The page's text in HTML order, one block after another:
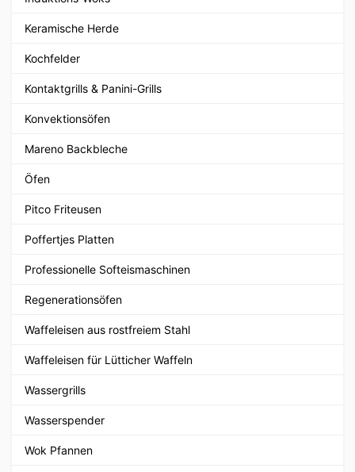
Keramische Herde
Kochfelder
Kontaktgrills & Panini-Grills
Konvektionsöfen
Mareno Backbleche
Öfen
Pitco Friteusen
Poffertjes Platten
Professionelle Softeismaschinen
Regenerationsöfen
Waffeleisen aus rostfreiem Stahl
Waffeleisen für Lütticher Waffeln
Wassergrills
Wasserspender
Wok Pfannen